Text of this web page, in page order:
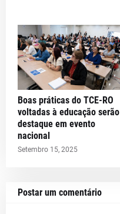
Boas práticas do TCE-RO
voltadas à educação serão
destaque em evento
nacional
Setembro 15, 2025
Postar um comentário